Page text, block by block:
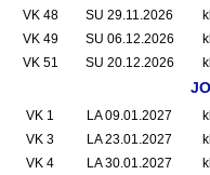
VK 48
SU 29.11.2026
VK 49
SU 06.12.2026
VK 51
SU 20.12.2026
VK 1 LA 09.01.2027
VK 3
LA 23.01.2027
VK 4
LA 30.01.2027